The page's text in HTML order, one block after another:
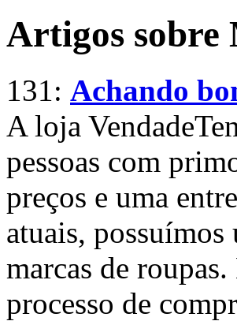
Artigos sobre
131: Achando
A loja
pessoas com
preços e uma
atuais, possuímos
marcas de
processo de